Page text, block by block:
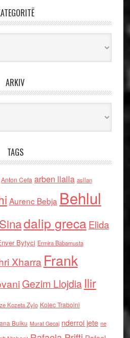
ARKIV
TAGS
Anton Cefa arben llalla asllan
Aurenc Bebja Behlul
dalip grecaElida
Bytyci Ermira Babamusta
Xharra Frank
Gezim Llojdia Ilir
Kozeta Zylo Kolec Traboini
Bulku Murat Gecaj nderroi jete ne